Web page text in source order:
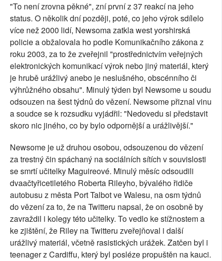
"To není zrovna pěkné", zní první z 37 reakcí na jeho
status. O několik dní později, poté, co jeho výrok sdílelo
více než 2000 lidí, Newsoma zatkla west yorshirská
policie a obžalovala ho podle Komunikačního zákona z
roku 2003, za to že zveřejnil "prostřednictvím veřejných
elektronických komunikací výrok nebo jiný materiál, který
je hrubě urážlivý anebo je neslušného, obscénního či
výhrůžného obsahu". Minulý týden byl Newsome u soudu
odsouzen na šest týdnů do vězení. Newsome přiznal vinu
a soudce se k rozsudku vyjádřil: "Nedovedu si představit
skoro nic jiného, co by bylo odpornější a urážlivější."
Newsome je už druhou osobou, odsouzenou do vězení
za trestný čin spáchaný na sociálních sítích v souvislosti
se smrtí učitelky Maguireové. Minulý měsíc odsoudili
dvaačtyřicetiletého Roberta Rileyho, bývalého řidiče
autobusu z města Port Talbot ve Walesu, na osm týdnů
do vězení za to, že na Twitteru napsal, že on osobně by
zavraždil i kolegy této učitelky. To vedlo ke stížnostem a
ke zjištění, že Riley na Twitteru zveřejňoval i další
urážlivý materiál, včetně rasistických urážek. Zatčen byl i
teenager z Cardiffu, který byl posléze propuštěn na kauci.